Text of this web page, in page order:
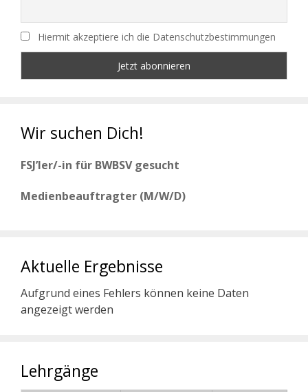
Hiermit akzeptiere ich die Datenschutzbestimmungen
Wir suchen Dich!
FSJ’ler/-in für BWBSV gesucht
Medienbeauftragter (M/W/D)
Aktuelle Ergebnisse
Aufgrund eines Fehlers können keine Daten
angezeigt werden
Lehrgänge